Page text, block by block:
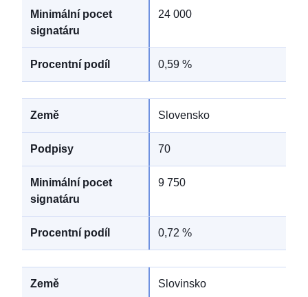
24 000
0,59 %
Slovensko
70
9 750
0,72 %
Slovinsko